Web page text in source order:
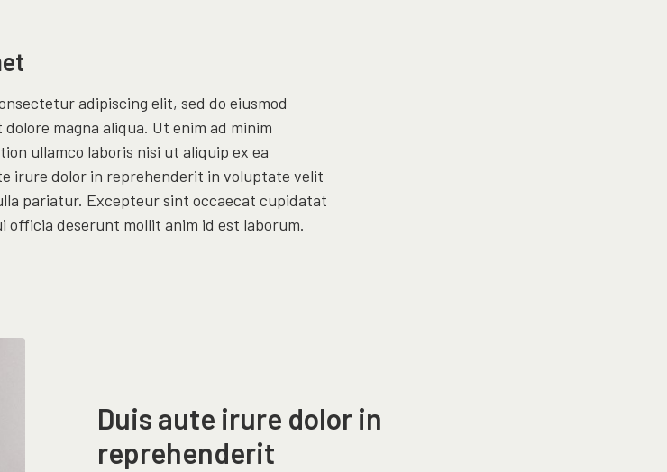
adipiscing elit, sed do eiusmod
magna aliqua. Ut enim ad minim
ullamco laboris nisi ut aliquip ex ea
irure dolor in reprehenderit in voluptate velit
pariatur. Excepteur sint occaecat cupidatat
officia deserunt mollit anim id est laborum.
Duis aute irure dolor in
reprehenderit